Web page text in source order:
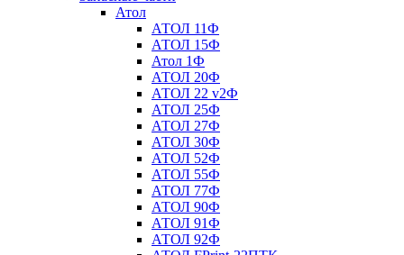
Атол
АТОЛ 11Ф
АТОЛ 15Ф
Атол 1Ф
АТОЛ 20Ф
АТОЛ 22 v2Ф
АТОЛ 25Ф
АТОЛ 27Ф
АТОЛ 30Ф
АТОЛ 52Ф
АТОЛ 55Ф
АТОЛ 77Ф
АТОЛ 90Ф
АТОЛ 91Ф
АТОЛ 92Ф